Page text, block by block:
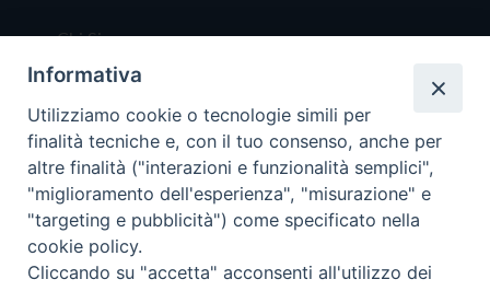
Chi Siamo
Redazione
Scrivici
Copyright © 2019 - Tutti i diritti riservati - Vita
Trentina Editrice
Informativa
Utilizziamo cookie o tecnologie simili per
finalità tecniche e, con il tuo consenso, anche per
altre finalità ("interazioni e funzionalità semplici",
"miglioramento dell'esperienza", "misurazione" e
"targeting e pubblicità") come specificato nella
cookie policy.
Cliccando su "accetta" acconsenti all'utilizzo dei